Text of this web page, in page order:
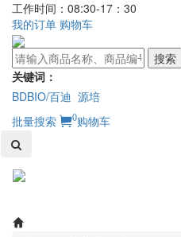
工作时间：08:30-17：30
我的订单 购物车
搜索
关键词：
BDBIO/百迪 源培
批量搜索
0购物车